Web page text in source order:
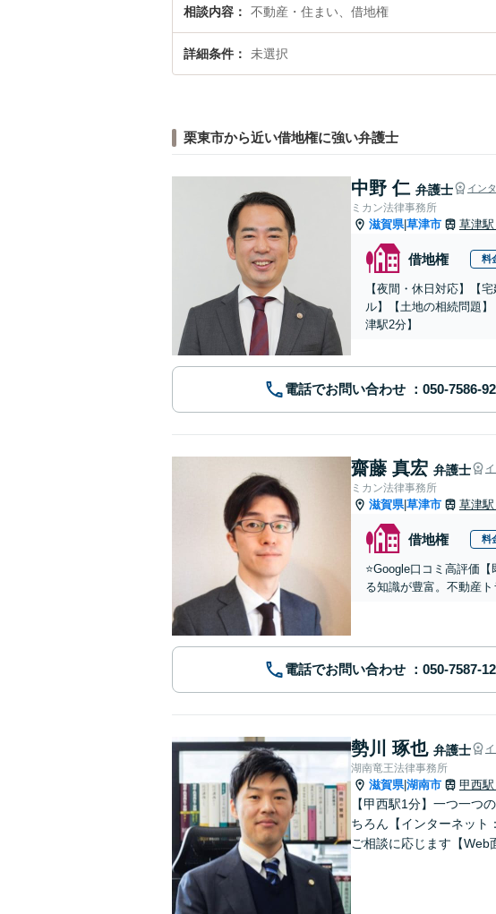
相談内容 不動産・住まい、借地権
詳細条件 未選択
栗東市から近い借地権に強い弁護士
中野 仁 弁護士 イン
ミカン法律事務所
滋賀県|草津市 草津駅
借地権 料
【夜間・休日対応】【
ル】【土地の相続問題
津駅2分】
電話でお問い合わせ
齋藤 真宏 弁護士
ミカン法律事務所
滋賀県|草津市 草津駅
借地権 料
⭐️Google口コミ高評価
る知識が豊富。不動産
電話でお問い合わせ
勢川 琢也 弁護士
湖南竜王法律事務所
滋賀県|湖南市 甲西駅
【甲西駅1分】一つ一つ
ちろん【インターネット
ご相談に応じます【Web